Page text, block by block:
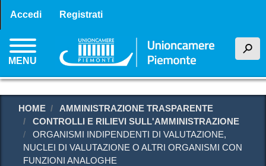
contenuto
principale
Menu profilo utente
Accedi Registrati
MENU
h
HOME
AMMINISTRAZIONE TRASPARENTE
CONTROLLI E RILIEVI SULL'AMMINISTRAZIONE
ORGANISMI INDIPENDENTI DI VALUTAZIONE,
NUCLEI DI VALUTAZIONE O ALTRI ORGANISMI CON
FUNZIONI ANALOGHE